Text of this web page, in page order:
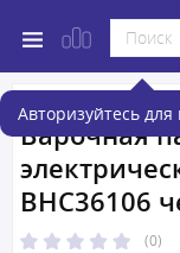
Авторизуйтесь
Варочная
BHC36106
(0)